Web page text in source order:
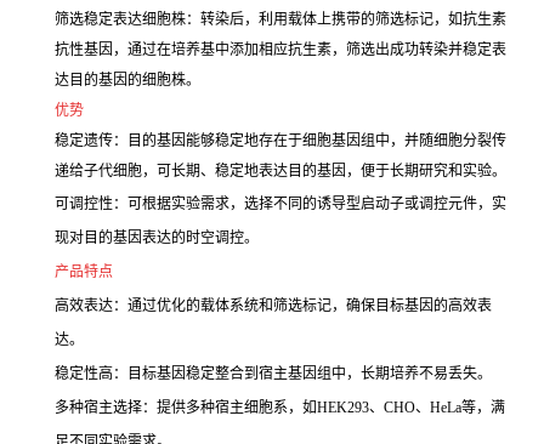
筛选稳定表达细胞株：转染后，利用载体上携带的筛选标记，如抗生素
抗性基因，通过在培养基中添加相应抗生素，筛选出成功转染并稳定表
达目的基因的细胞株。
优势
稳定遗传：目的基因能够稳定地存在于细胞基因组中，并随细胞分裂传
递给子代细胞，可长期、稳定地表达目的基因，便于长期研究和实验。
可调控性：可根据实验需求，选择不同的诱导型启动子或调控元件，实
现对目的基因表达的时空调控。
产品特点
高效表达：通过优化的载体系统和筛选标记，确保目标基因的高效表
达。
稳定性高：目标基因稳定整合到宿主基因组中，长期培养不易丢失。
多种宿主选择：提供多种宿主细胞系，如HEK293、CHO、HeLa等，满